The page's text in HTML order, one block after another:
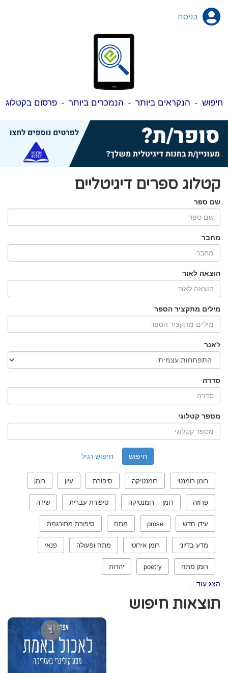
כניסה
חיפוש - הנקראים ביותר - הנמכרים ביותר -פרסום בקטלוג
קטלוג ספרים דיגיטליים
שם ספר
מחבר
הוצאה לאור
מילים מתקציר הספר
ז'אנר
סדרה
מספר קטלוגי
חיפוש רגיל
רומן רומנטי רומנטיקה סיפורת עיון רומן
פרוזה רומן רומנטיקה סיפורת עברית שירה
עידן חדש prose מתח סיפורת מתורגמת
מדע בדיוני רומן אירוטי מתח ופעולה פנאי
רומן מתח poetry יהדות
הצג עוד...
תוצאות חיפוש
1